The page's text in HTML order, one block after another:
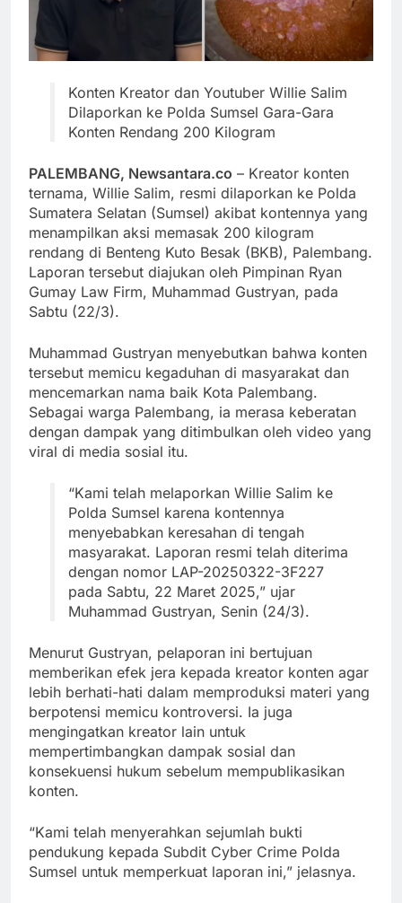
Konten Kreator dan Youtuber Willie Salim
Dilaporkan ke Polda Sumsel Gara-Gara
Konten Rendang 200 Kilogram
PALEMBANG, Newsantara.co – Kreator konten
ternama, Willie Salim, resmi dilaporkan ke Polda
Sumatera Selatan (Sumsel) akibat kontennya yang
menampilkan aksi memasak 200 kilogram
rendang di Benteng Kuto Besak (BKB), Palembang.
Laporan tersebut diajukan oleh Pimpinan Ryan
Gumay Law Firm, Muhammad Gustryan, pada
Sabtu (22/3).
Muhammad Gustryan menyebutkan bahwa konten
tersebut memicu kegaduhan di masyarakat dan
mencemarkan nama baik Kota Palembang.
Sebagai warga Palembang, ia merasa keberatan
dengan dampak yang ditimbulkan oleh video yang
viral di media sosial itu.
“Kami telah melaporkan Willie Salim ke
Polda Sumsel karena kontennya
menyebabkan keresahan di tengah
masyarakat. Laporan resmi telah diterima
dengan nomor LAP-20250322-3F227
pada Sabtu, 22 Maret 2025,” ujar
Muhammad Gustryan, Senin (24/3).
Menurut Gustryan, pelaporan ini bertujuan
memberikan efek jera kepada kreator konten agar
lebih berhati-hati dalam memproduksi materi yang
berpotensi memicu kontroversi. Ia juga
mengingatkan kreator lain untuk
mempertimbangkan dampak sosial dan
konsekuensi hukum sebelum mempublikasikan
konten.
“Kami telah menyerahkan sejumlah bukti
pendukung kepada Subdit Cyber Crime Polda
Sumsel untuk memperkuat laporan ini,” jelasnya.